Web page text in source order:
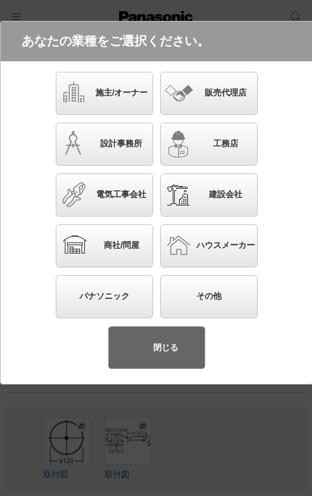
電気・建築設備（ビジネス）
フリーワード
品番・キーワード
かんたん照度計算
LGB10784 LU1
天井半埋込吊下型 LED（調色） ペンダント ガラス
セードタイプ・拡散タイプ 調色調光タイプ 白熱電球
60形1灯器具相当
◆希望小売価格 46,000 円（税抜）
取付図 取付図
あなたの業種をご選択ください。
施主/オーナー 販売代理店
設計事務所 工務店
電気工事会社 建設会社
商社/問屋 ハウスメーカー
パナソニック その他
閉じる